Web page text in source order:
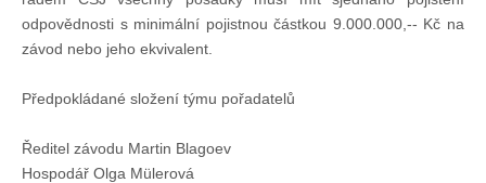
odpovědnosti s minimální pojistnou částkou 9.000.000,-- Kč na
závod nebo jeho ekvivalent.
Předpokládané složení týmu pořadatelů
Ředitel závodu Martin Blagoev
Hospodář Olga Mülerová